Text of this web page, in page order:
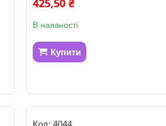
В наявності
Купити
4044